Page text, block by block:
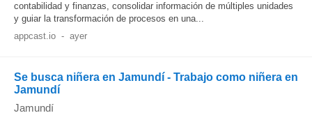
contabilidad y finanzas, consolidar información de múltiples unidades
y guiar la transformación de procesos en una...
appcast.io - ayer
Se busca niñera en Jamundí - Trabajo como niñera en
Jamundí
Jamundí